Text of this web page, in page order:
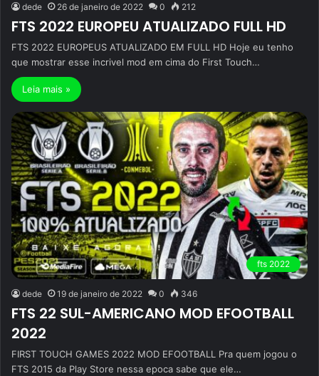
dede 26 de janeiro de 2022 0 212
FTS 2022 EUROPEU ATUALIZADO FULL HD
FTS 2022 EUROPEUS ATUALIZADO EM FULL HD Hoje eu tenho
que mostrar esse incrivel mod em cima do First Touch…
Leia mais »
fts 2022
dede 19 de janeiro de 2022 0 346
FTS 22 SUL-AMERICANO MOD EFOOTBALL
2022
FIRST TOUCH GAMES 2022 MOD EFOOTBALL Pra quem jogou o
FTS 2015 da Play Store nessa epoca sabe que ele…